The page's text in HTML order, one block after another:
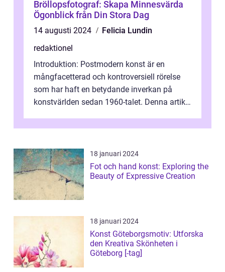
Bröllopsfotograf: Skapa Minnesvärda
Ögonblick från Din Stora Dag
14 augusti 2024
Felicia Lundin
redaktionel
Introduktion: Postmodern konst är en
mångfacetterad och kontroversiell rörelse
som har haft en betydande inverkan på
konstvärlden sedan 1960-talet. Denna artikel
18 januari 2024
Fot och hand konst: Exploring the
Beauty of Expressive Creation
18 januari 2024
Konst Göteborgsmotiv: Utforska
den Kreativa Skönheten i
Göteborg [-tag]